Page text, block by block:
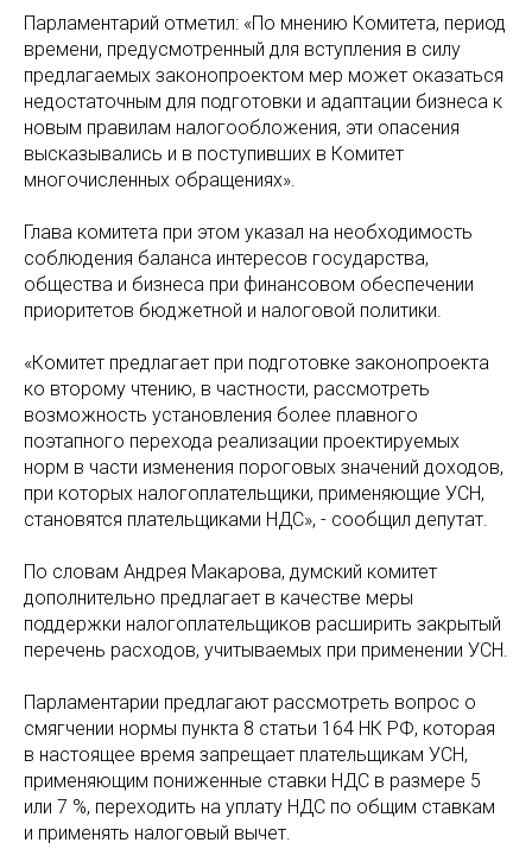
Парламентарий отметил: «По мнению Комитета, период
времени, предусмотренный для вступления в силу
предлагаемых законопроектом мер может оказаться
недостаточным для подготовки и адаптации бизнеса к
новым правилам налогообложения, эти опасения
высказывались и в поступивших в Комитет
многочисленных обращениях».
Глава комитета при этом указал на необходимость
соблюдения баланса интересов государства,
общества и бизнеса при финансовом обеспечении
приоритетов бюджетной и налоговой политики.
«Комитет предлагает при подготовке законопроекта
ко второму чтению, в частности, рассмотреть
возможность установления более плавного
поэтапного перехода реализации проектируемых
норм в части изменения пороговых значений доходов,
при которых налогоплательщики, применяющие УСН,
становятся плательщиками НДС», - сообщил депутат.
По словам Андрея Макарова, думский комитет
дополнительно предлагает в качестве меры
поддержки налогоплательщиков расширить закрытый
перечень расходов, учитываемых при применении УСН.
Парламентарии предлагают рассмотреть вопрос о
смягчении нормы пункта 8 статьи 164 НК РФ, которая
в настоящее время запрещает плательщикам УСН,
применяющим пониженные ставки НДС в размере 5
или 7 %, переходить на уплату НДС по общим ставкам
и применять налоговый вычет.